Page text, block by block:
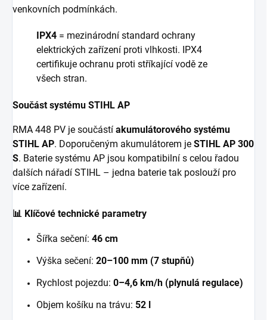
venkovních podmínkách.
IPX4 = mezinárodní standard ochrany
elektrických zařízení proti vlhkosti. IPX4
certifikuje ochranu proti stříkající vodě ze
všech stran.
Součást systému STIHL AP
RMA 448 PV je součástí akumulátorového systému
STIHL AP. Doporučeným akumulátorem je STIHL AP 300
S. Baterie systému AP jsou kompatibilní s celou řadou
dalších nářadí STIHL – jedna baterie tak poslouží pro
více zařízení.
📊 Klíčové technické parametry
Šířka sečení: 46 cm
Výška sečení: 20–100 mm (7 stupňů)
Rychlost pojezdu: 0–4,6 km/h (plynulá regulace)
Objem košíku na trávu: 52 l